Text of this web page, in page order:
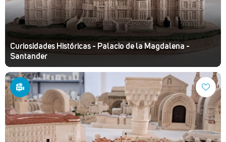
Curiosidades Históricas - Palacio de la Magdalena -
Santander